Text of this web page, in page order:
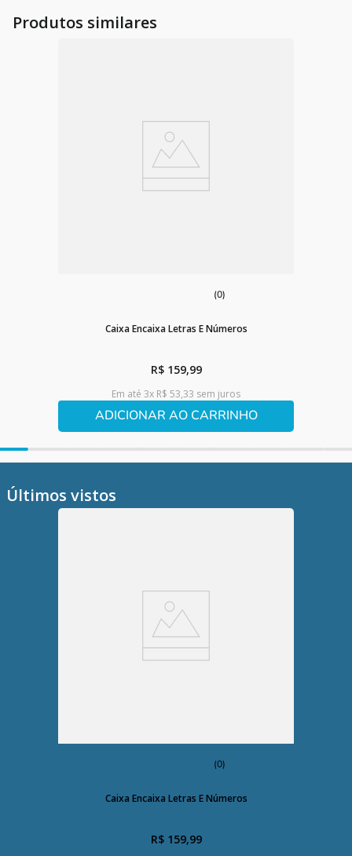
Produtos similares
(0)
Caixa Encaixa Letras E Números
R$ 159,99
Em até 3x R$ 53,33 sem juros
ADICIONAR AO CARRINHO
Últimos vistos
(0)
Caixa Encaixa Letras E Números
R$ 159,99